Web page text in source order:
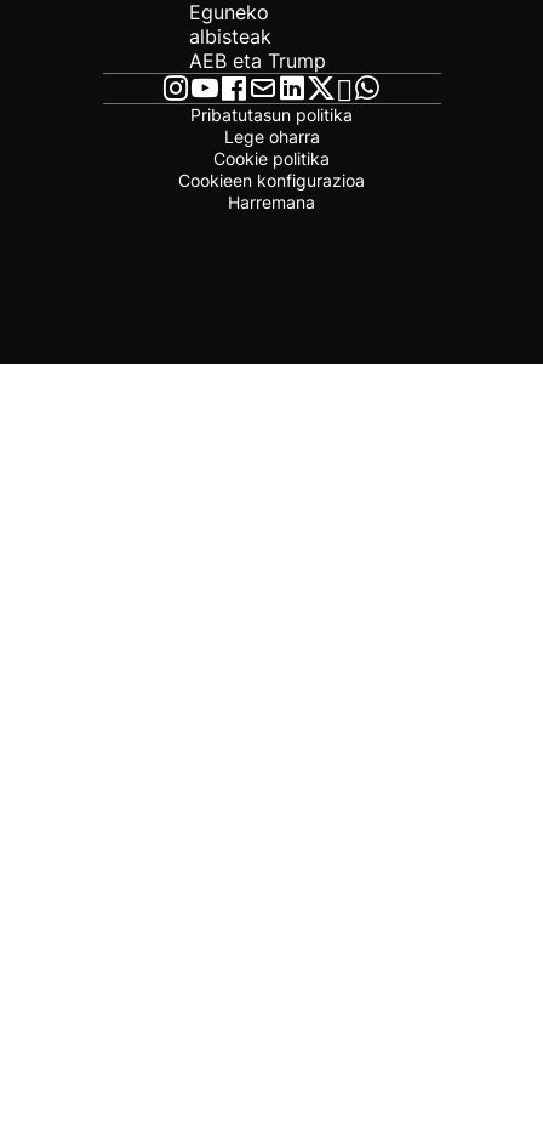
Eguneko
albisteak
AEB eta Trump
Pribatutasun politika
Lege oharra
Cookie politika
Cookieen konfigurazioa
Harremana